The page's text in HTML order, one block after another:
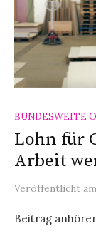
BUNDESWEITE
Lohn für
Arbeit
Veröffentlicht am
Beitrag